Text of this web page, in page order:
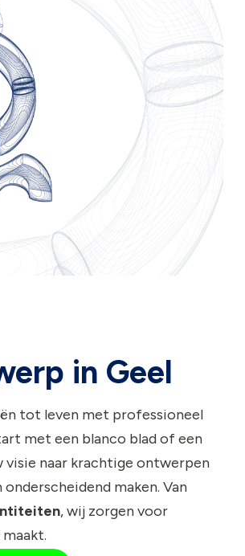
in Geel
tot leven met professioneel
met een blanco blad of een
visie naar krachtige ontwerpen
maken. Van
, wij zorgen voor